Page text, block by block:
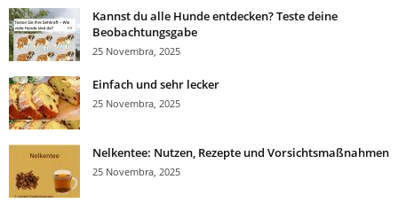
Kannst du alle Hunde entdecken? Teste deine
Beobachtungsgabe
25 Novembra, 2025
Einfach und sehr lecker
25 Novembra, 2025
Nelkentee: Nutzen, Rezepte und Vorsichtsmaßnahmen
25 Novembra, 2025